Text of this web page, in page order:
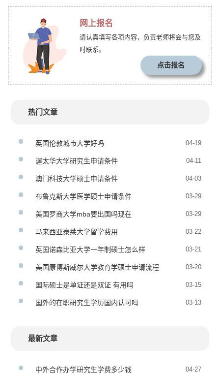
网上报名
请认真填写各项内容，负责老师将会与您及
时联系。
点击报名
热门文章
英国伦敦城市大学好吗 04-19
渥太华大学研究生申请条件 04-11
澳门科技大学硕士申请条件 04-03
布鲁克斯大学医学硕士申请条件 03-29
美国罗商大学mba要出国吗现在 03-29
马来西亚泰莱大学留学费用 03-22
英国诺森比亚大学一年制硕士怎么样 03-21
美国康博斯威尔大学教育学硕士申请流程 03-20
国际硕士是单证还是双证 有用吗 03-15
国外的在职研究生学历国内认可吗 03-13
最新文章
中外合作办学研究生学费多少钱 04-27